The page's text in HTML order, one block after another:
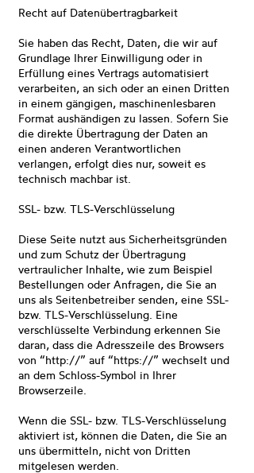
Recht auf Datenübertragbarkeit
Sie haben das Recht, Daten, die wir auf
Grundlage Ihrer Einwilligung oder in
Erfüllung eines Vertrags automatisiert
verarbeiten, an sich oder an einen Dritten
in einem gängigen, maschinenlesbaren
Format aushändigen zu lassen. Sofern Sie
die direkte Übertragung der Daten an
einen anderen Verantwortlichen
verlangen, erfolgt dies nur, soweit es
technisch machbar ist.
SSL- bzw. TLS-Verschlüsselung
Diese Seite nutzt aus Sicherheitsgründen
und zum Schutz der Übertragung
vertraulicher Inhalte, wie zum Beispiel
Bestellungen oder Anfragen, die Sie an
uns als Seitenbetreiber senden, eine SSL-
bzw. TLS-Verschlüsselung. Eine
verschlüsselte Verbindung erkennen Sie
daran, dass die Adresszeile des Browsers
von “http://” auf “https://” wechselt und
an dem Schloss-Symbol in Ihrer
Browserzeile.
Wenn die SSL- bzw. TLS-Verschlüsselung
aktiviert ist, können die Daten, die Sie an
uns übermitteln, nicht von Dritten
mitgelesen werden.